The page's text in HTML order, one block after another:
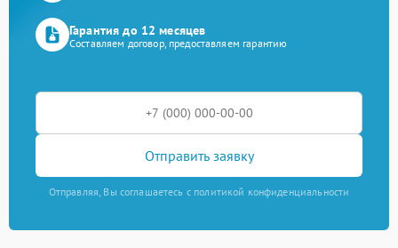
Гарантия до 12 месяцев
Составляем договор, предоставляем гарантию
Отправить заявку
Отправляя, Вы соглашаетесь с политикой конфиденциальности